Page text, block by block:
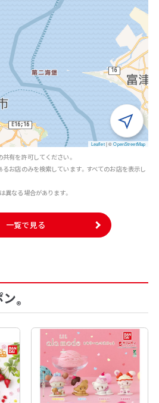
Leaflet |©OpenStreetMap
有を許可してください。
るお店のみを検索しています。すべてのお店を表示し
なる場合があります。
一覧で見る
®